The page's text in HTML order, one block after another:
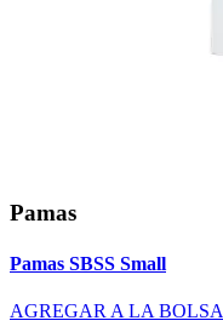
Pamas
Pamas SBSS Small
AGREGAR A LA BOLSA